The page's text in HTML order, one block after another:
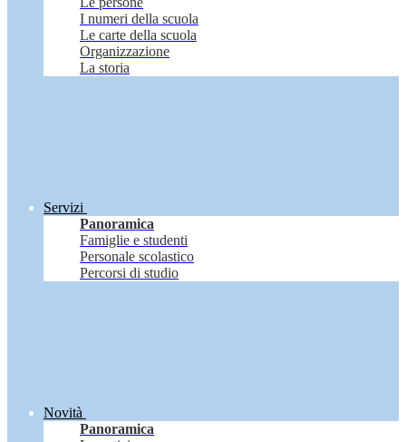
I numeri della scuola
Le carte della scuola
Organizzazione
La storia
Servizi
Panoramica
Famiglie e studenti
Personale scolastico
Percorsi di studio
Novità
Panoramica